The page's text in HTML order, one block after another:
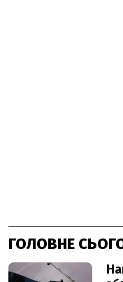
ГОЛОВНЕ